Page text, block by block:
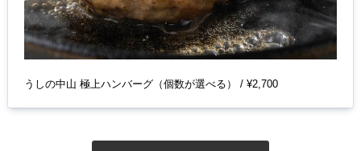
うしの中山 極上ハンバーグ（個数が選べる） / ¥2,700